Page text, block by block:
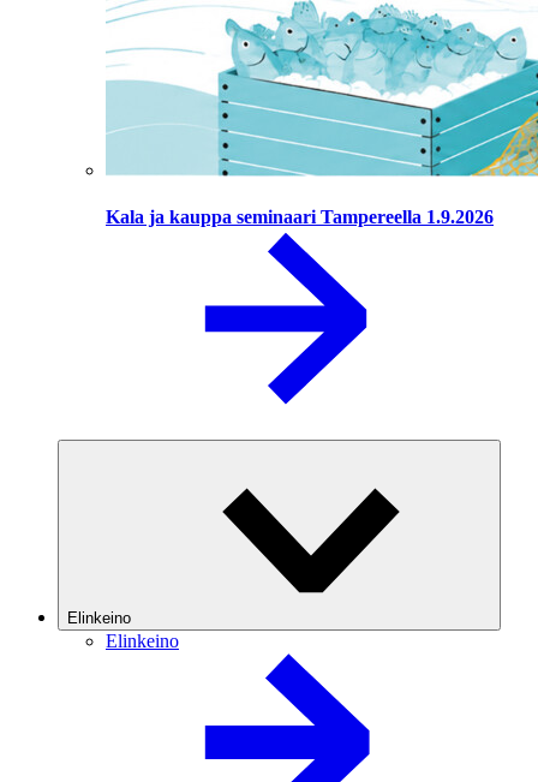
Kala ja kauppa seminaari Tampereella 1.9.2026
Elinkeino
Elinkeino